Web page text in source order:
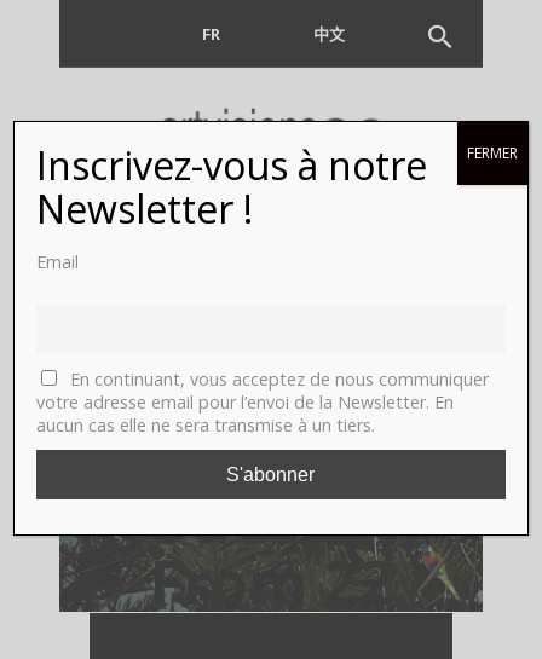
FR 中文
KATRIN
CROSSING.
The “Cloître
Ouvert”.
From 22
Inscrivez-vous à notre
Newsletter !
Email
En continuant, vous acceptez de nous communiquer
votre adresse email pour l’envoi de la Newsletter. En
aucun cas elle ne sera transmise à un tiers.
FERMER